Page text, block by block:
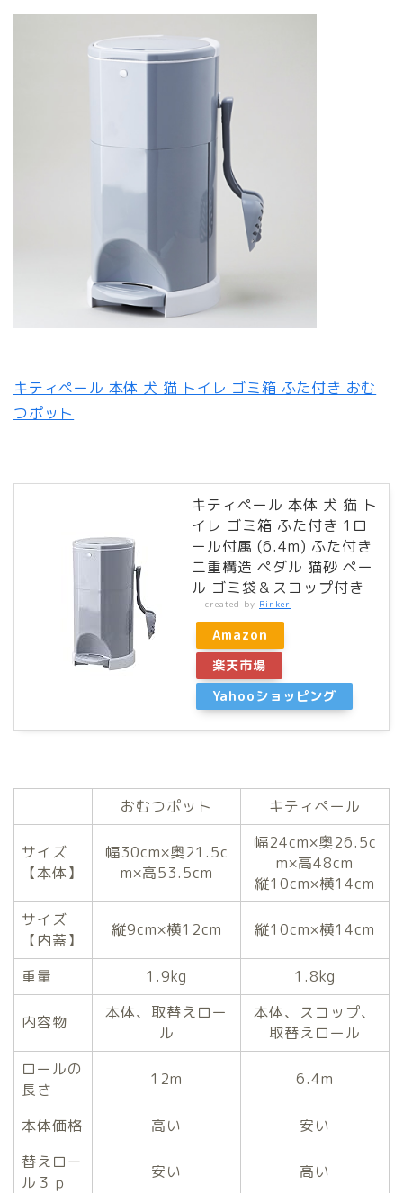
キティペール 本体 犬 猫 トイレ ゴミ箱 ふた付き おむ
つポット
キティペール 本体 犬 猫 ト
イレ ゴミ箱 ふた付き 1ロ
ール付属 (6.4m) ふた付き
二重構造 ペダル 猫砂 ペー
ル ゴミ袋＆スコップ付き
created by Rinker
Amazon
楽天市場
Yahooショッピング
おむつポット キティペール
サイズ
【本体】
幅30cm×奥21.5c
m×高53.5cm
幅24cm×奥26.5c
m×高48cm
縦10cm×横14cm
サイズ
【内蓋】
縦9cm×横12cm 縦10cm×横14cm
重量 1.9kg 1.8kg
内容物
本体、取替えロー
ル
本体、スコップ、
取替えロール
ロールの
長さ
12m 6.4m
本体価格 高い
安い
替えロー
ル３ｐ
安い 高い